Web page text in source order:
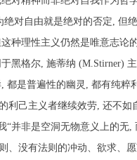
绝对自由就是绝对的否定, 但
种理性主义仍然是唯意志论
黑格尔, 施蒂纳 (M.Stirner)
, 都是普遍性的幽灵 , 都有纯粹
利己主义者继续效劳, 还不如
“并非是空洞无物意义上的无,
、没有法则的冲动、欲求、